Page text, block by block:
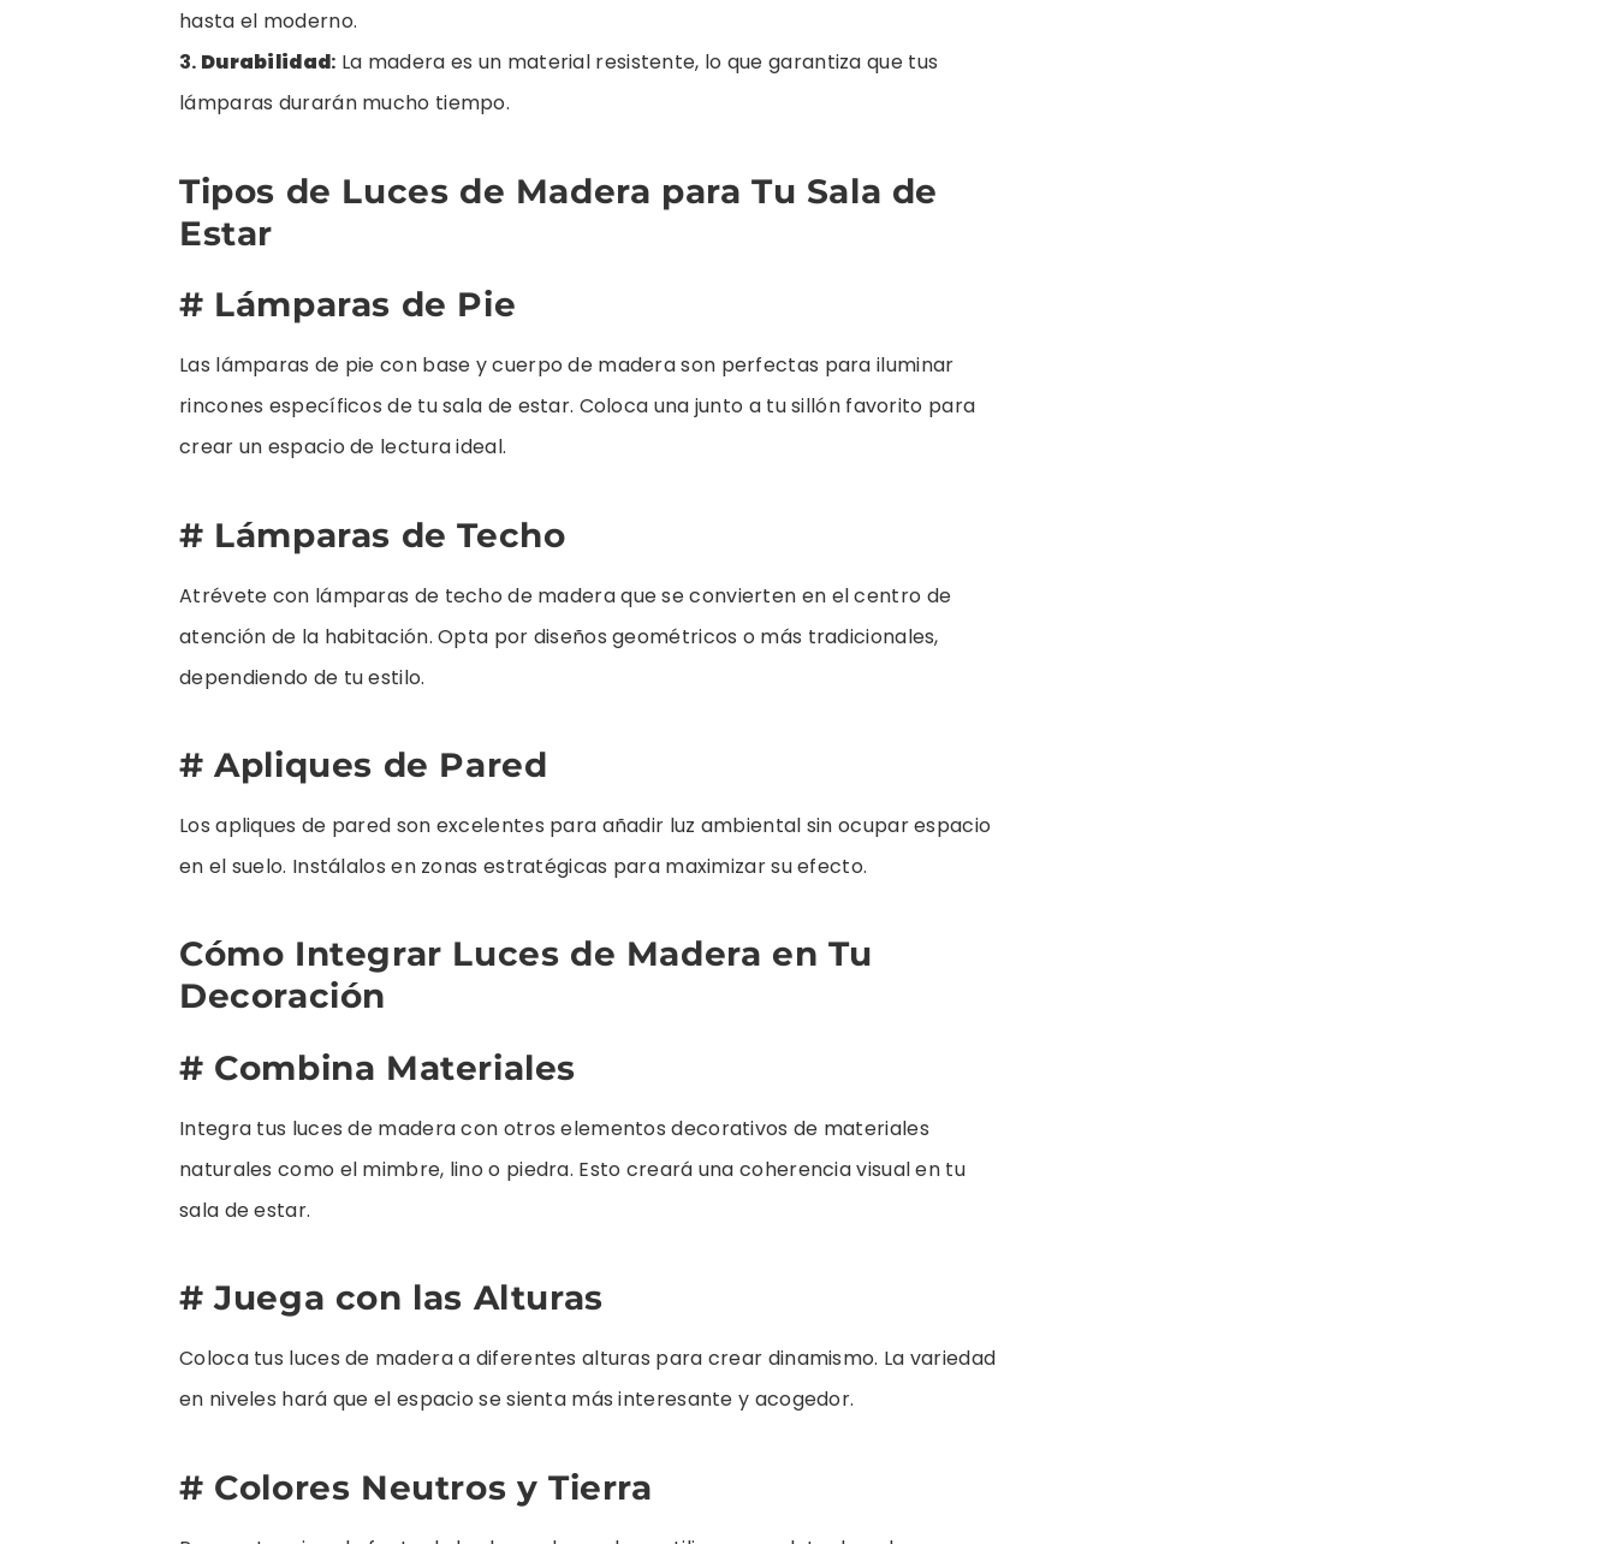
hasta el moderno.
3. Durabilidad: La madera es un material resistente, lo que garantiza que tus
lámparas durarán mucho tiempo.
Tipos de Luces de Madera para Tu Sala de
Estar
# Lámparas de Pie
Las lámparas de pie con base y cuerpo de madera son perfectas para iluminar
rincones específicos de tu sala de estar. Coloca una junto a tu sillón favorito para
crear un espacio de lectura ideal.
# Lámparas de Techo
Atrévete con lámparas de techo de madera que se convierten en el centro de
atención de la habitación. Opta por diseños geométricos o más tradicionales,
dependiendo de tu estilo.
# Apliques de Pared
Los apliques de pared son excelentes para añadir luz ambiental sin ocupar espacio
en el suelo. Instálalos en zonas estratégicas para maximizar su efecto.
Cómo Integrar Luces de Madera en Tu
Decoración
# Combina Materiales
Integra tus luces de madera con otros elementos decorativos de materiales
naturales como el mimbre, lino o piedra. Esto creará una coherencia visual en tu
sala de estar.
# Juega con las Alturas
Coloca tus luces de madera a diferentes alturas para crear dinamismo. La variedad
en niveles hará que el espacio se sienta más interesante y acogedor.
# Colores Neutros y Tierra